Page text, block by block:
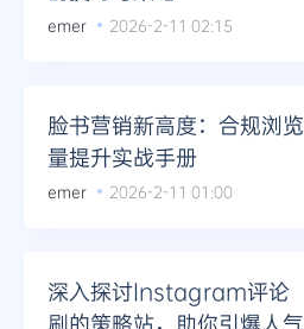
emer 2026-2-11 02:15
脸书营销新高度：合规浏览
量提升实战手册
emer 2026-2-11 01:00
深入探讨Instagram评论
刷的策略站，助你引爆人气